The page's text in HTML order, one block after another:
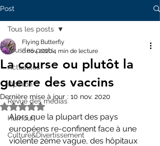
Post
Tous les posts
Actualités
Opinion
Revue des médias
Humour
Culture&Divertissement
Tous les posts
La course ou plutôt la
guerre des vaccins
Flying Butterfly
6 nov. 20204 min de lecture
Dernière mise à jour : 10 nov. 2020
Noté NaN étoiles sur 5.
Alors que la plupart des pays
européens re-confinent face à une
violente 2ème vague, des hôpitaux